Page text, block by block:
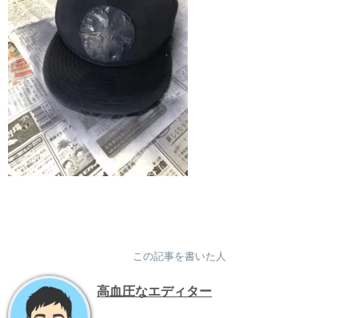
この記事を書いた人
高血圧なエディター